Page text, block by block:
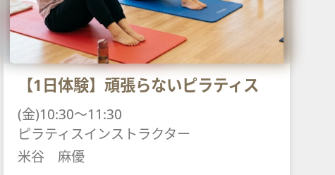
【1日体験】頑張らないピラティス
(金)10:30～11:30
ピラティスインストラクター
米谷 麻優